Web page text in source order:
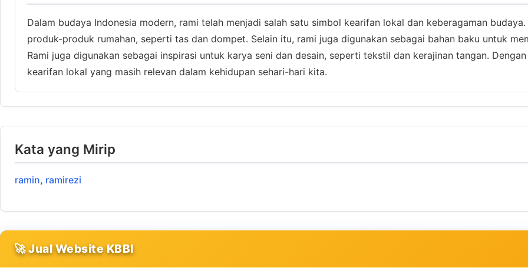
Dalam budaya Indonesia modern, rami telah menjadi salah satu simbol kearifan lokal dan keberagaman
produk-produk rumahan, seperti tas dan dompet. Selain itu, rami juga digunakan sebagai bahan baku untuk
Rami juga digunakan sebagai inspirasi untuk karya seni dan desain, seperti tekstil dan kerajinan tangan.
kearifan lokal yang masih relevan dalam kehidupan sehari-hari kita.
Kata yang Mirip
ramin, ramirezi
🚀 Jual Website KBBI